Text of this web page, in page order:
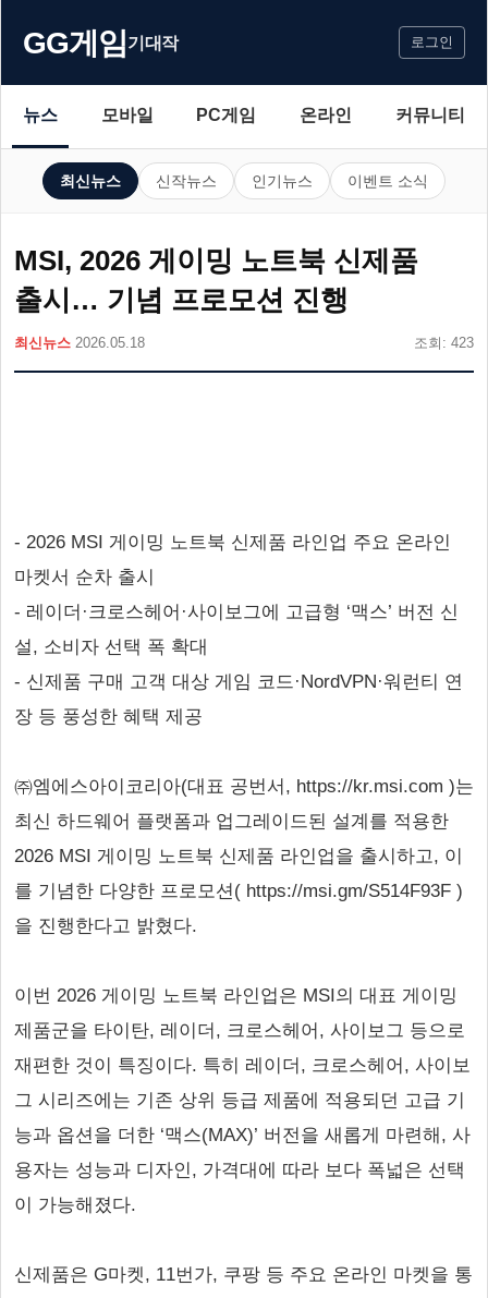
GG게임기대작 로그인
뉴스 모바일 PC게임 온라인 커뮤니티
최신뉴스 신작뉴스 인기뉴스 이벤트 소식
MSI, 2026 게이밍 노트북 신제품
출시… 기념 프로모션 진행
최신뉴스 2026.05.18 조회: 423
- 2026 MSI 게이밍 노트북 신제품 라인업 주요 온라인
마켓서 순차 출시
- 레이더·크로스헤어·사이보그에 고급형 ‘맥스’ 버전 신
설, 소비자 선택 폭 확대
- 신제품 구매 고객 대상 게임 코드·NordVPN·워런티 연
장 등 풍성한 혜택 제공
㈜엠에스아이코리아(대표 공번서, https://kr.msi.com )는
최신 하드웨어 플랫폼과 업그레이드된 설계를 적용한
2026 MSI 게이밍 노트북 신제품 라인업을 출시하고, 이
를 기념한 다양한 프로모션( https://msi.gm/S514F93F )
을 진행한다고 밝혔다.
이번 2026 게이밍 노트북 라인업은 MSI의 대표 게이밍
제품군을 타이탄, 레이더, 크로스헤어, 사이보그 등으로
재편한 것이 특징이다. 특히 레이더, 크로스헤어, 사이보
그 시리즈에는 기존 상위 등급 제품에 적용되던 고급 기
능과 옵션을 더한 ‘맥스(MAX)’ 버전을 새롭게 마련해, 사
용자는 성능과 디자인, 가격대에 따라 보다 폭넓은 선택
이 가능해졌다.
신제품은 G마켓, 11번가, 쿠팡 등 주요 온라인 마켓을 통